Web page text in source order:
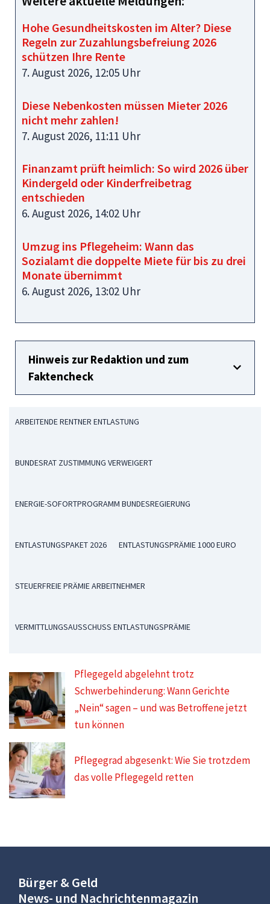
Hohe Gesundheitskosten im Alter? Diese
Regeln zur Zuzahlungsbefreiung 2026
schützen Ihre Rente
7. August 2026, 12:05 Uhr
Diese Nebenkosten müssen Mieter 2026
nicht mehr zahlen!
7. August 2026, 11:11 Uhr
Finanzamt prüft heimlich: So wird 2026 über
Kindergeld oder Kinderfreibetrag
entschieden
6. August 2026, 14:02 Uhr
Umzug ins Pflegeheim: Wann das
Sozialamt die doppelte Miete für bis zu drei
Monate übernimmt
6. August 2026, 13:02 Uhr
Hinweis zur Redaktion und zum
Faktencheck
ARBEITENDE RENTNER ENTLASTUNG
BUNDESRAT ZUSTIMMUNG VERWEIGERT
ENERGIE-SOFORTPROGRAMM BUNDESREGIERUNG
ENTLASTUNGSPAKET 2026 ENTLASTUNGSPRÄMIE 1000 EURO
STEUERFREIE PRÄMIE ARBEITNEHMER
VERMITTLUNGSAUSSCHUSS ENTLASTUNGSPRÄMIE
Pflegegeld abgelehnt trotz
Schwerbehinderung: Wann Gerichte
„Nein“ sagen – und was Betroffene jetzt
tun können
Pflegegrad abgesenkt: Wie Sie trotzdem
das volle Pflegegeld retten
Bürger & Geld
News- und Nachrichtenmagazin